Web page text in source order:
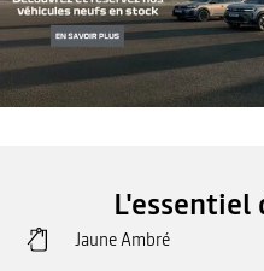
L'essentiel
Jaune Ambré